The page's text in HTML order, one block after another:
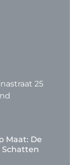
25
Maat: De
Schatten